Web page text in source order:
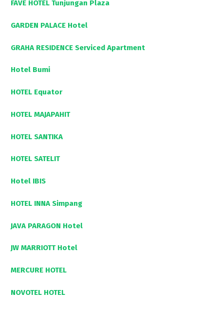
FAVE HOTEL Tunjungan Plaza
GARDEN PALACE Hotel
GRAHA RESIDENCE Serviced Apartment
Hotel Bumi
HOTEL Equator
HOTEL MAJAPAHIT
HOTEL SANTIKA
HOTEL SATELIT
Hotel IBIS
HOTEL INNA Simpang
JAVA PARAGON Hotel
JW MARRIOTT Hotel
MERCURE HOTEL
NOVOTEL HOTEL